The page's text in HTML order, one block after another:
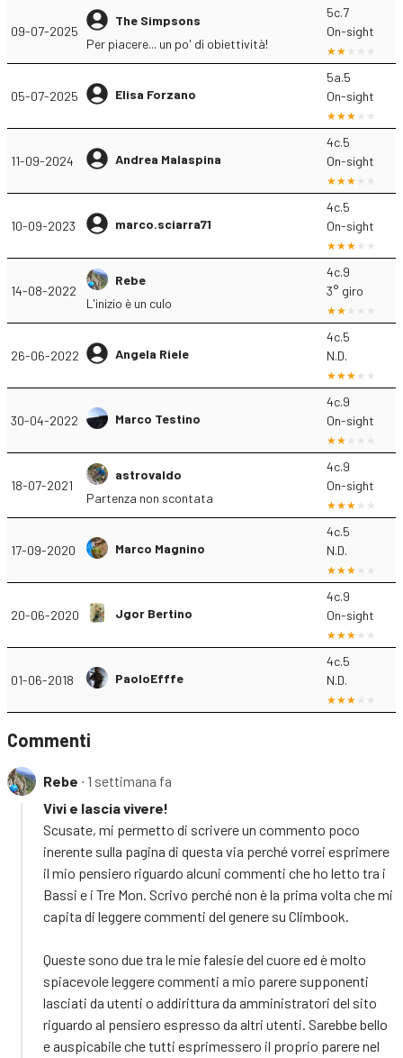
09-07-2025
The Simpsons
Per piacere... un po' di obiettività!
5c.7
On-sight
05-07-2025 Elisa Forzano
5a.5
On-sight
11-09-2024 Andrea Malaspina
4c.5
On-sight
10-09-2023 marco.sciarra71
4c.5
On-sight
14-08-2022
Rebe
L'inizio è un culo
4c.9
3° giro
26-06-2022 Angela Riele
4c.5
N.D.
30-04-2022 Marco Testino
4c.9
On-sight
18-07-2021
astrovaldo
Partenza non scontata
4c.9
On-sight
17-09-2020 Marco Magnino
4c.5
N.D.
20-06-2020 Jgor Bertino
4c.9
On-sight
01-06-2018 PaoloEfffe
4c.5
N.D.
Commenti
Rebe ∙ 1 settimana fa
Vivi e lascia vivere!
Scusate, mi permetto di scrivere un commento poco
inerente sulla pagina di questa via perché vorrei esprimere
il mio pensiero riguardo alcuni commenti che ho letto tra i
Bassi e i Tre Mon. Scrivo perché non è la prima volta che mi
capita di leggere commenti del genere su Climbook.
Queste sono due tra le mie falesie del cuore ed è molto
spiacevole leggere commenti a mio parere supponenti
lasciati da utenti o addirittura da amministratori del sito
riguardo al pensiero espresso da altri utenti. Sarebbe bello
e auspicabile che tutti esprimessero il proprio parere nel